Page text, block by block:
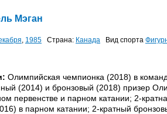
Мэган
, 1985 Страна: Канада Вид спорта
Олимпийская чемпионка (2018) в
(2014) и бронзовый (2018) призер
первенстве и парном катании; 2-
в парном катании; 2-кратный